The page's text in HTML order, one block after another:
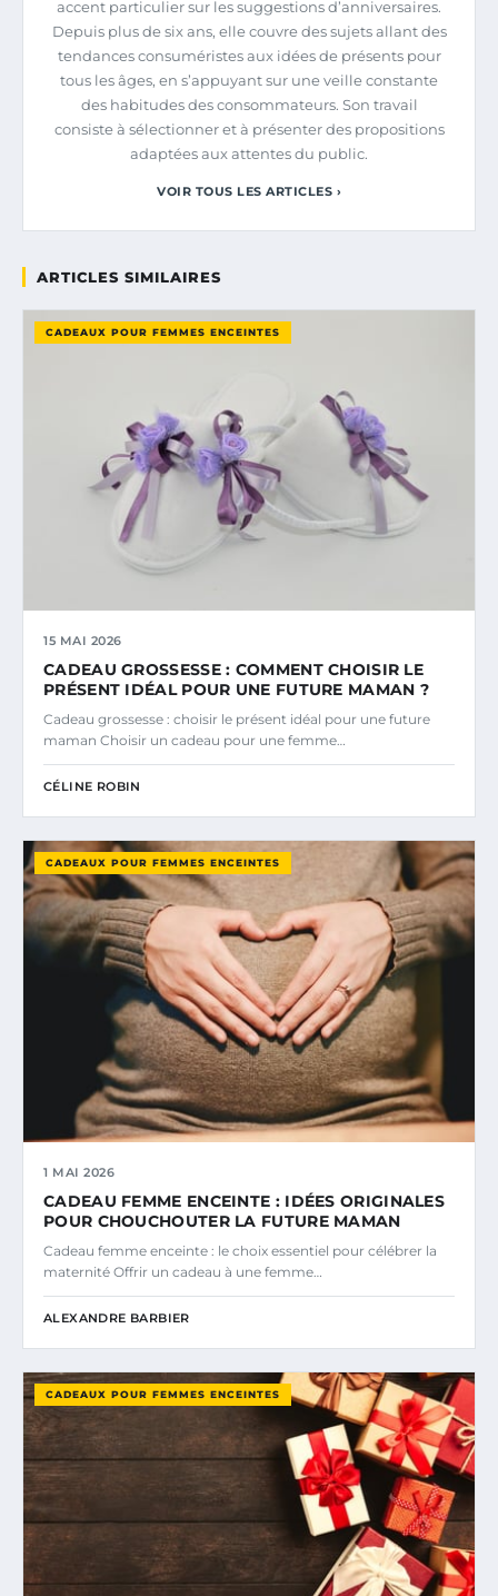
accent particulier sur les suggestions d’anniversaires.
Depuis plus de six ans, elle couvre des sujets allant des
tendances consuméristes aux idées de présents pour
tous les âges, en s’appuyant sur une veille constante
des habitudes des consommateurs. Son travail
consiste à sélectionner et à présenter des propositions
adaptées aux attentes du public.
VOIR TOUS LES ARTICLES ›
ARTICLES SIMILAIRES
CADEAUX POUR FEMMES ENCEINTES
15 MAI 2026
CADEAU GROSSESSE : COMMENT CHOISIR LE
PRÉSENT IDÉAL POUR UNE FUTURE MAMAN ?
Cadeau grossesse : choisir le présent idéal pour une future
maman Choisir un cadeau pour une femme…
CÉLINE ROBIN
CADEAUX POUR FEMMES ENCEINTES
1 MAI 2026
CADEAU FEMME ENCEINTE : IDÉES ORIGINALES
POUR CHOUCHOUTER LA FUTURE MAMAN
Cadeau femme enceinte : le choix essentiel pour célébrer la
maternité Offrir un cadeau à une femme…
ALEXANDRE BARBIER
CADEAUX POUR FEMMES ENCEINTES